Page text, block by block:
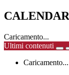
Caricamento...
Ultimi contenuti
Caricamento...